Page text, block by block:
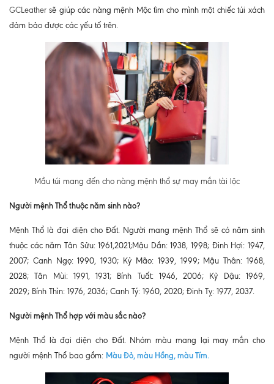
GCLeather sẽ giúp các nàng mệnh Mộc tìm cho mình một chiếc túi xách
đảm bảo được các yếu tố trên.
Mầu túi mang đến cho nàng mệnh thổ sự may mắn tài lộc
Người mệnh Thổ thuộc năm sinh nào?
Mệnh Thổ là đại diện cho Đất. Người mang mệnh Thổ sẽ có năm sinh
thuộc các năm Tân Sửu: 1961,2021;Mậu Dần: 1938, 1998; Đinh Hợi: 1947,
2007; Canh Ngọ: 1990, 1930; Kỷ Mão: 1939, 1999; Mậu Thân: 1968,
2028; Tân Mùi: 1991, 1931; Bính Tuất: 1946, 2006; Kỷ Dậu: 1969,
2029; Bính Thìn: 1976, 2036; Canh Tý: 1960, 2020; Đinh Tỵ: 1977, 2037.
Người mệnh Thổ hợp với màu sắc nào?
Mệnh Thổ là đại diện cho Đất. Nhóm màu mang lại may mắn cho
người mệnh Thổ bao gồm: Màu Đỏ, màu Hồng, màu Tím.